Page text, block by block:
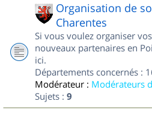
Organisation de
Charentes
Si vous voulez organiser
nouveaux partenaires en
ici.
Départements concernés :
Modérateur : Modérateurs
Sujets : 9